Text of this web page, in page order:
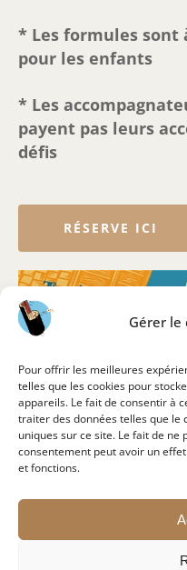
Gérer le
Pour offrir les meilleures
telles que les cookies pour
appareils. Le fait de consentir à
traiter des données telles que le
uniques sur ce site. Le fait de
consentement peut avoir un
et fonctions.
* Les formules
pour les enfants
* Les
payent pas leurs
défis
RÉSERVE ICI